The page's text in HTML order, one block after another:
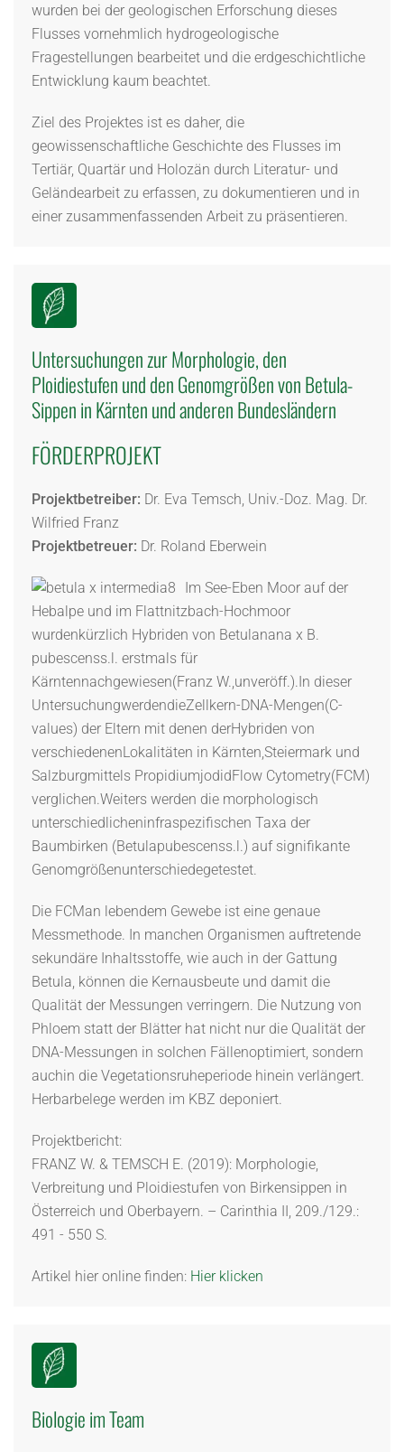
wurden bei der geologischen Erforschung dieses
Flusses vornehmlich hydrogeologische
Fragestellungen bearbeitet und die erdgeschichtliche
Entwicklung kaum beachtet.
Ziel des Projektes ist es daher, die
geowissenschaftliche Geschichte des Flusses im
Tertiär, Quartär und Holozän durch Literatur- und
Geländearbeit zu erfassen, zu dokumentieren und in
einer zusammenfassenden Arbeit zu präsentieren.
Untersuchungen zur Morphologie, den
Ploidiestufen und den Genomgrößen von Betula-
Sippen in Kärnten und anderen Bundesländern
FÖRDERPROJEKT
Projektbetreiber: Dr. Eva Temsch, Univ.-Doz. Mag. Dr.
Wilfried Franz
Projektbetreuer: Dr. Roland Eberwein
Im See-Eben Moor auf der
Hebalpe und im Flattnitzbach-Hochmoor
wurdenkürzlich Hybriden von Betulanana x B.
pubescenss.l. erstmals für
Kärntennachgewiesen(Franz W.,unveröff.).In dieser
UntersuchungwerdendieZellkern-DNA-Mengen(C-
values) der Eltern mit denen derHybriden von
verschiedenenLokalitäten in Kärnten,Steiermark und
Salzburgmittels PropidiumjodidFlow Cytometry(FCM)
verglichen.Weiters werden die morphologisch
unterschiedlicheninfraspezifischen Taxa der
Baumbirken (Betulapubescenss.l.) auf signifikante
Genomgrößenunterschiedegetestet.
Die FCMan lebendem Gewebe ist eine genaue
Messmethode. In manchen Organismen auftretende
sekundäre Inhaltsstoffe, wie auch in der Gattung
Betula, können die Kernausbeute und damit die
Qualität der Messungen verringern. Die Nutzung von
Phloem statt der Blätter hat nicht nur die Qualität der
DNA-Messungen in solchen Fällenoptimiert, sondern
auchin die Vegetationsruheperiode hinein verlängert.
Herbarbelege werden im KBZ deponiert.
Projektbericht:
FRANZ W. & TEMSCH E. (2019): Morphologie,
Verbreitung und Ploidiestufen von Birkensippen in
Österreich und Oberbayern. – Carinthia II, 209./129.:
491 - 550 S.
Artikel hier online finden: Hier klicken
Biologie im Team